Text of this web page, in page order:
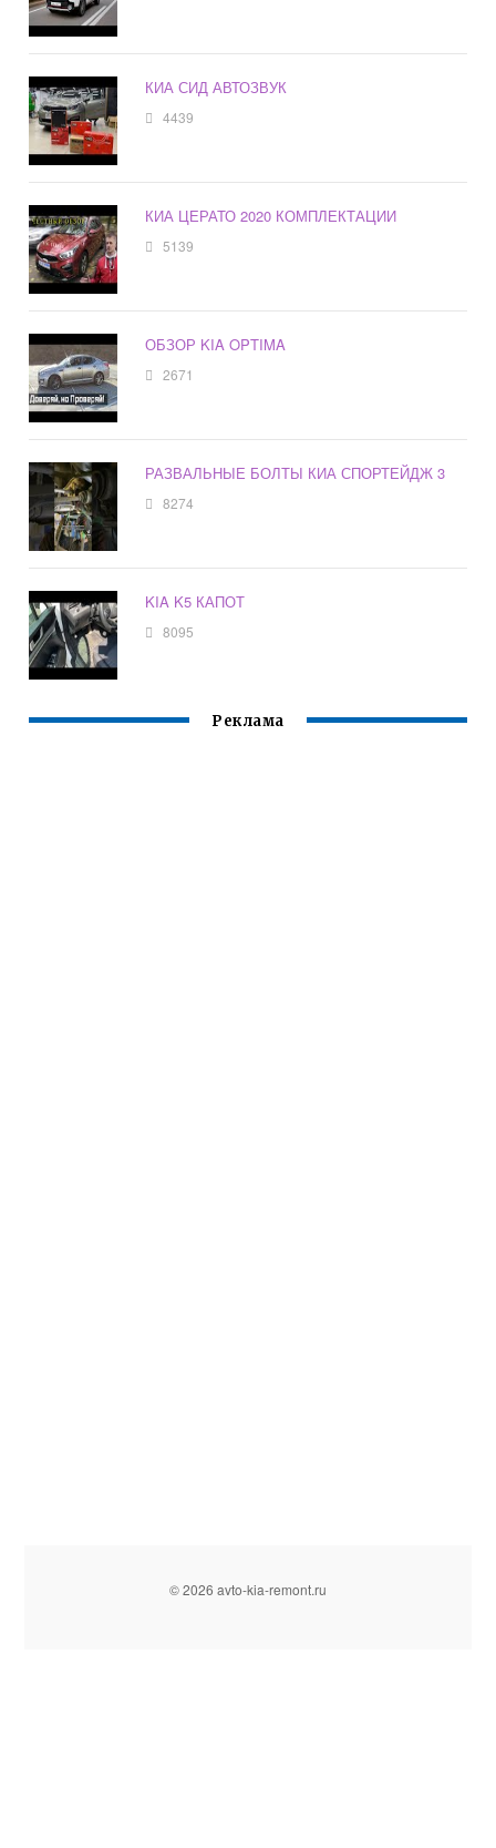
КИА СИД АВТОЗВУК
4439
КИА ЦЕРАТО 2020 КОМПЛЕКТАЦИИ
5139
ОБЗОР KIA OPTIMA
2671
РАЗВАЛЬНЫЕ БОЛТЫ КИА СПОРТЕЙДЖ 3
8274
KIA K5 КАПОТ
8095
Реклама
© 2026 avto-kia-remont.ru